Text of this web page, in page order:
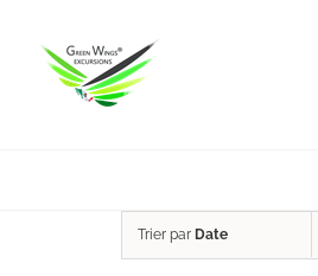
contenu
Trier par Date